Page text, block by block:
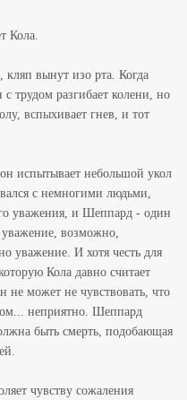
Кола.
кляп вынут изо рта. Когда
с трудом разгибает колени, но
вспыхивает гнев, и тот
испытывает небольшой укол
с немногими людьми,
уважения, и Шеппард - один
возможно,
уважение. И хотя честь для
Кола давно считает
не может не чувствовать, что
неприятно. Шеппард
быть смерть, подобающая
чувству сожаления